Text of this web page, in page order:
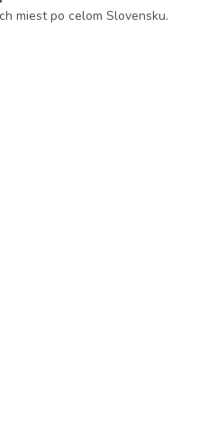
miest po celom Slovensku.